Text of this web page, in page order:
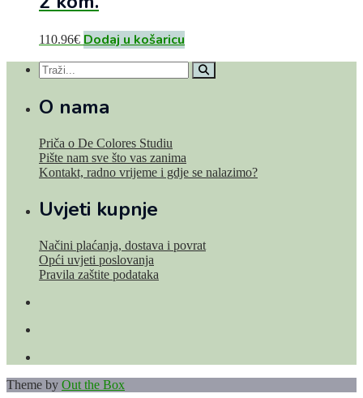
110.96€ Dodaj u košaricu
O nama
Priča o De Colores Studiu
Pište nam sve što vas zanima
Kontakt, radno vrijeme i gdje se nalazimo?
Uvjeti kupnje
Načini plaćanja, dostava i povrat
Opći uvjeti poslovanja
Pravila zaštite podataka
Theme by Out the Box